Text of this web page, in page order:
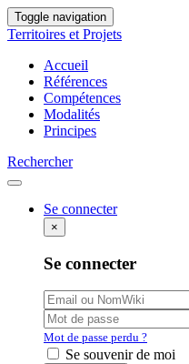
Toggle navigation
Territoires et Projets
Accueil
Références
Compétences
Modalités
Principes
Rechercher
Se connecter
×
Se connecter
Mot de passe perdu ?
Se souvenir de moi